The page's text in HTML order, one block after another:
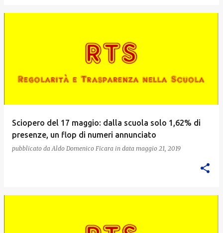
Sciopero del 17 maggio: dalla scuola solo 1,62% di
presenze, un flop di numeri annunciato
pubblicato da Aldo Domenico Ficara in data maggio 21, 2019